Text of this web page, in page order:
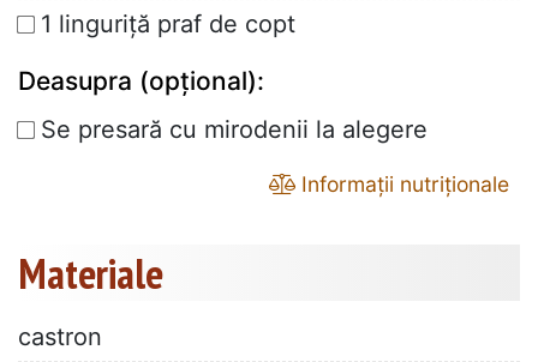
1 linguriță praf de copt
Deasupra (opțional):
Se presară cu mirodenii la alegere
Informații nutriționale
Materiale
castron